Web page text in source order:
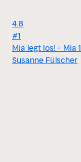
4.8
#1
Mia legt los! - Mia 1
Susanne Fülscher